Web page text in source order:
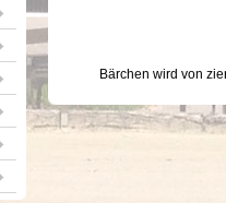
Bärchen wird von